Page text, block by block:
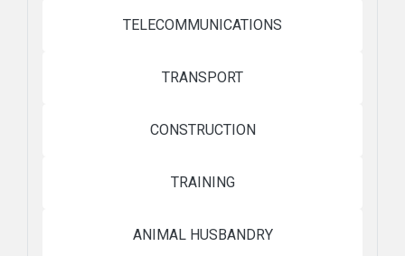
TELECOMMUNICATIONS
TRANSPORT
CONSTRUCTION
TRAINING
ANIMAL HUSBANDRY